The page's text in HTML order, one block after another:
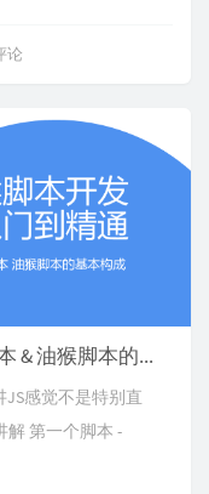
论
【油猴脚本教程】P2 初识油猴脚本 & 油猴脚本的基本构成
JS感觉不是特别直
解 第一个脚本 -